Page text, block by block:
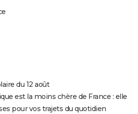
du 12 août
est la moins chère de France : elle
pour vos trajets du quotidien